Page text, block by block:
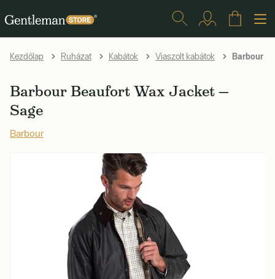
Kezdőlap Ruházat Kabátok Viaszolt kabátok Barbour
Barbour Beaufort Wax Jacket —
Sage
Barbour